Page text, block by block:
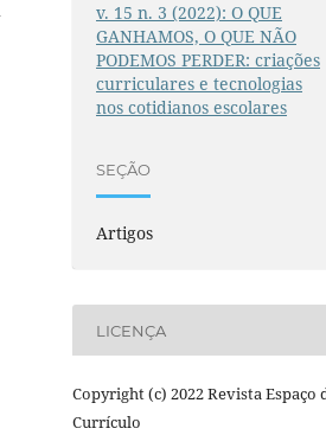
v. 15 n. 3 (2022): O QUE
GANHAMOS, O QUE NÃO
PODEMOS PERDER: criações
curriculares e tecnologias
nos cotidianos escolares
SEÇÃO
Artigos
LICENÇA
Copyright (c) 2022 Revista Espaço
Currículo